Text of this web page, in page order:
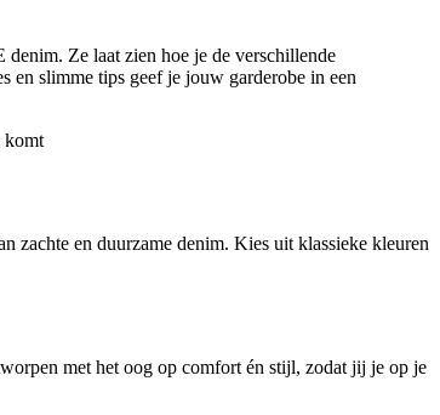
Ze laat zien hoe je de verschillende
en slimme tips geef je jouw garderobe in een
komt
zachte en duurzame denim. Kies uit klassieke kleuren
met het oog op comfort én stijl, zodat jij je op je